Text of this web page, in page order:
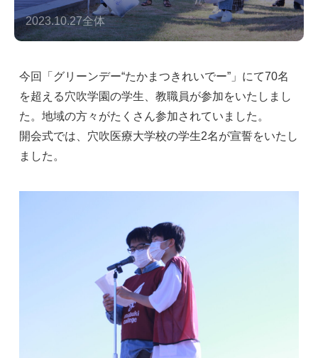
2023.10.27全体
今回「グリーンデー“たかまつきれいでー”」にて70名
を超える穴吹学園の学生、教職員が参加をいたしまし
た。地域の方々がたくさん参加されていました。
開会式では、穴吹医療大学校の学生2名が宣誓をいたし
ました。